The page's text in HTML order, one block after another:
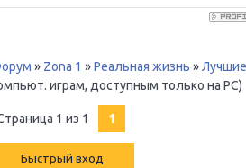
» Zona 1 »Реальная жизнь »
играм, доступным только на PС)
1 из 1 1